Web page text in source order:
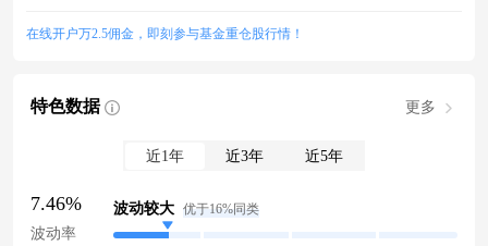
在线开户万2.5佣金，即刻参与基金重仓股行情！
特色数据 更多
近1年 近3年 近5年
7.46%
波动率
波动较大 优于16%同类